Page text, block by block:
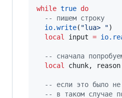
while true do
--
пишем строку
io.write( "lua> ")
local
input =
--
сначала
local
chunk, reason
--
если это было
--
в таком случае